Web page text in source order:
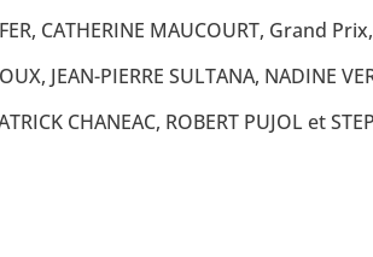
CATHERINE MAUCOURT, Grand
JEAN-PIERRE SULTANA, NADINE
CHANEAC, ROBERT PUJOL et